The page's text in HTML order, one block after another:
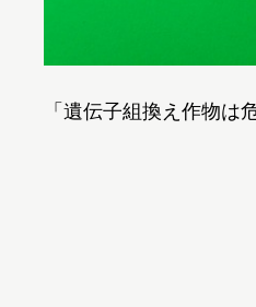
「遺伝子組換え作物